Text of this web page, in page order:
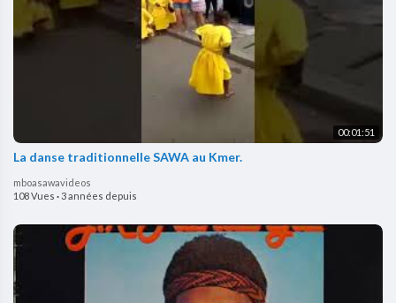
00:01:51
La danse traditionnelle SAWA au Kmer.
mboasawavideos
108 Vues ·3 années depuis